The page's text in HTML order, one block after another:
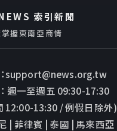
索引新聞
握東南亞商情
support@news.org.tw
週一至週五 09:30-17:30
12:00-13:30 / 例假日除外)
| 菲律賓 | 泰國 | 馬來西亞